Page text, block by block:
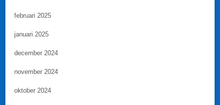
februari 2025
januari 2025
december 2024
november 2024
oktober 2024